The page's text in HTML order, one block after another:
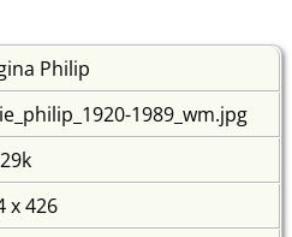
Philip
1989_wm.jpg
x 426